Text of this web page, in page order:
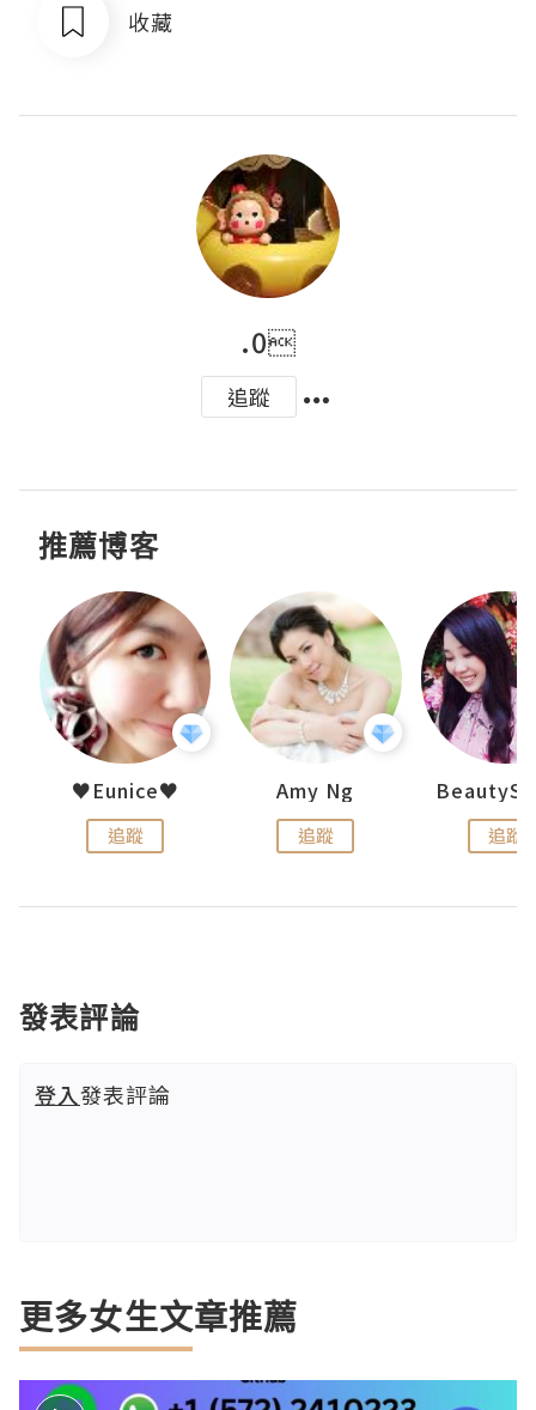
收藏
.0
追蹤
推薦博客
♥Eunice♥
追蹤
Amy Ng
追蹤 追蹤
發表評論
登入發表評論
更多女生文章推薦